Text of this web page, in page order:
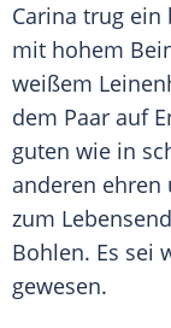
Carina trug ein
mit hohem
weißem
dem Paar auf
guten wie in
anderen ehren
zum
Bohlen. Es sei
gewesen.